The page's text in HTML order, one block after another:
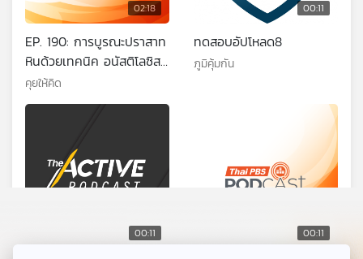
02:18
EP. 190: การบูรณะปราสาท
หินด้วยเทคนิค อนัสติโลซิส
ตอนที่ 2
คุยให้คิด
00:11
ทดสอบอัปโหลด8
ภูมิคุ้มกัน
00:11 00:11